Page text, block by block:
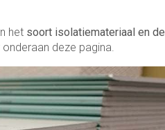
het soort isolatiemateriaal en de
deze pagina.